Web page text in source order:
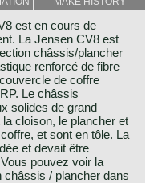
est en cours de
La Jensen CV8 est
châssis/plancher
renforcé de fibre
de coffre
Le châssis
solides de grand
cloison, le plancher et
et sont en tôle. La
et devait être
pouvez voir la
/ plancher dans